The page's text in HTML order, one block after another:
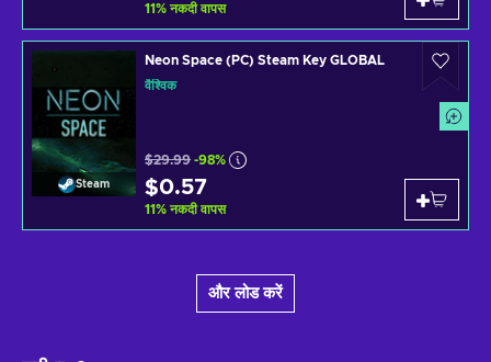
11% नकदी वापस
Steam
Neon Space (PC) Steam Key GLOBAL
वैश्विक
$29.99 -98%
$0.57
11% नकदी वापस
और लोड करें